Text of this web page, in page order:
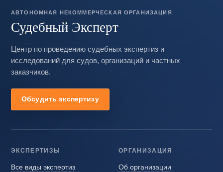
АВТОНОМНАЯ НЕКОММЕРЧЕСКАЯ ОРГАНИЗАЦИЯ
Судебный Эксперт
Центр по проведению судебных экспертиз и
исследований для судов, организаций и частных
заказчиков.
Обсудить экспертизу
ЭКСПЕРТИЗЫ
Все виды экспертиз
ОРГАНИЗАЦИЯ
Об организации